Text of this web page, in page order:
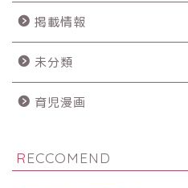
掲載情報
未分類
育児漫画
RECCOMEND